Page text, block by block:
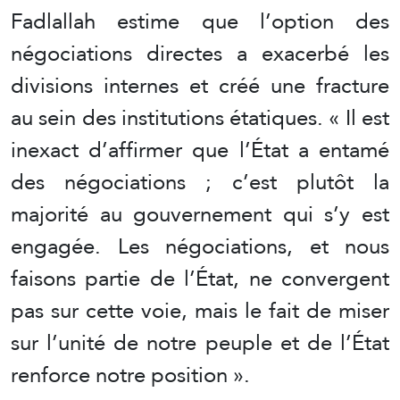
Fadlallah estime que l’option des
négociations directes a exacerbé les
divisions internes et créé une fracture
au sein des institutions étatiques. « Il est
inexact d’affirmer que l’État a entamé
des négociations ; c’est plutôt la
majorité au gouvernement qui s’y est
engagée. Les négociations, et nous
faisons partie de l’État, ne convergent
pas sur cette voie, mais le fait de miser
sur l’unité de notre peuple et de l’État
renforce notre position ».